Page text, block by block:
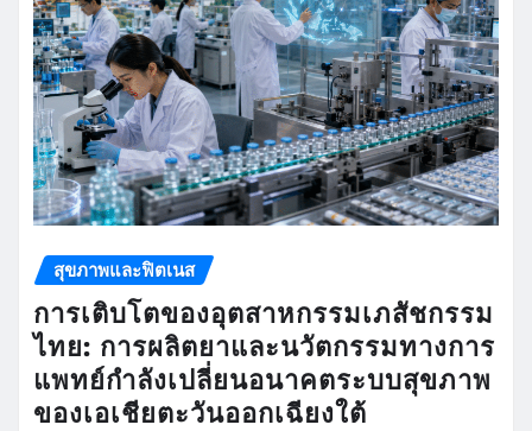
สุขภาพและฟิตเนส
การเติบโตของอุตสาหกรรมเภสัชกรรม
ไทย: การผลิตยาและนวัตกรรมทางการ
แพทย์กำลังเปลี่ยนอนาคตระบบสุขภาพ
ของเอเชียตะวันออกเฉียงใต้